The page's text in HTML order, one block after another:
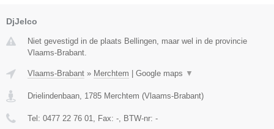
DjJelco
Niet gevestigd in de plaats Bellingen, maar wel in de provincie
Vlaams-Brabant.
Vlaams-Brabant » Merchtem Google maps ▼
Drielindenbaan 1785 Merchtem (Vlaams-Brabant)
Tel: 0477 22 76 01 , Fax: - , BTW-nr: -